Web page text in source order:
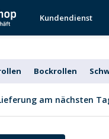
Kundendienst
Bockrollen
am nächsten